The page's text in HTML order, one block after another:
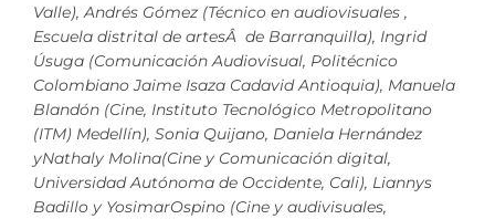
Valle), Andrés Gómez (Técnico en audiovisuales ,
Escuela distrital de artesÂ de Barranquilla), Ingrid
Úsuga (Comunicación Audiovisual, Politécnico
Colombiano Jaime Isaza Cadavid Antioquia), Manuela
Blandón (Cine, Instituto Tecnológico Metropolitano
(ITM) Medellín), Sonia Quijano, Daniela Hernández
yNathaly Molina(Cine y Comunicación digital,
Universidad Autónoma de Occidente, Cali), Liannys
Badillo y YosimarOspino (Cine y audivisuales,